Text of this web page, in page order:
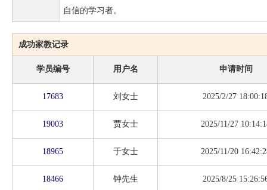
自信的学习者。
成功家教记录
学员编号 用户名 申请时间
17683 刘女士 2025/2/27
19003 贾女士 2025/11/27
18965 于女士 2025/11/20
18466 钟先生 2025/8/25